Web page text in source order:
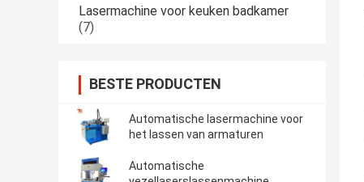
Lasermachine voor keuken badkamer
(7)
BESTE PRODUCTEN
Automatische lasermachine voor
het lassen van armaturen
Automatische